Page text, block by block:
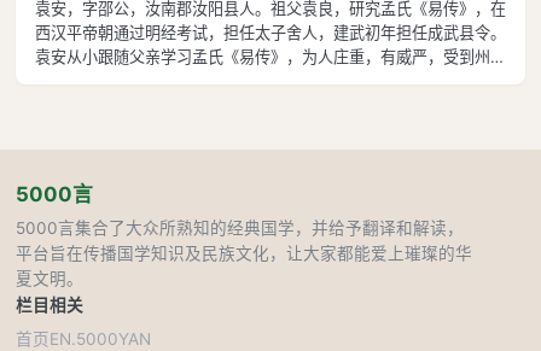
袁安，字邵公，汝南郡汝阳县人。祖父袁良，研究孟氏《易传》，在
西汉平帝朝通过明经考试，担任太子舍人，建武初年担任成武县令。
袁安从小跟随父亲学习孟氏《易传》，为人庄重，有威严，受到州里
人尊敬。最初，袁安在县衙担任功曹，带着县衙公文去见州部从事，
5000言
5000言集合了大众所熟知的经典国学，并给予翻译和解读，
平台旨在传播国学知识及民族文化，让大家都能爱上璀璨的华
夏文明。
栏目
首页
相关
EN.5000YAN